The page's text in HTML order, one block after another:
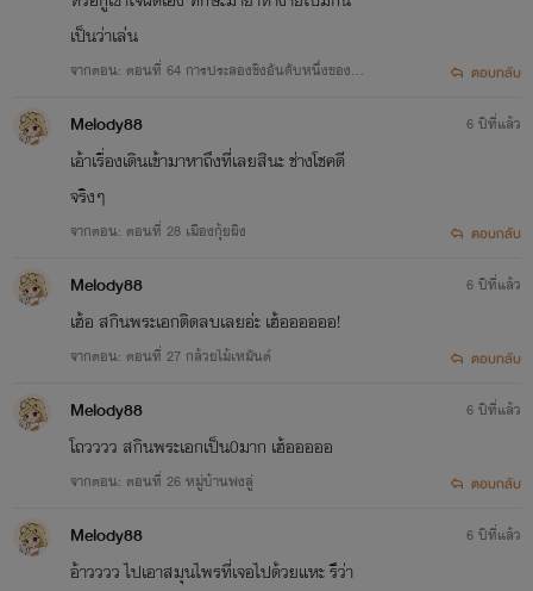
เป็นว่าเล่่น
จากตอน: ตอนที่ 64 การประลองชิงอันดับหนึ่งของสำ
ตอบกลับ
Melody88
เอ้าเรื่องเดินเข้ามาหาถึงที่เลยสินะ ช่างโชคดี
จริงๆ
จากตอน: ตอนที่ 28 เมืองกุ้ยผิง
6 ปีที่แล้ว
ตอบกลับ
Melody88
เฮ้อ สกินพระเอกติดลบเลยอ่ะ เฮ้ออออออ!
จากตอน: ตอนที่ 27 กล้วยไม้เหมันต์
6 ปีที่แล้ว
ตอบกลับ
Melody88
โถวววว สกินพระเอกเป็น0มาก เฮ้อออออ
จากตอน: ตอนที่ 26 หมู่บ้านฟงลู่
6 ปีที่แล้ว
ตอบกลับ
Melody88
อ้าวววว ไปเอาสมุนไพรที่เจอไปด้วยแหะ รึว่า
6 ปีที่แล้ว